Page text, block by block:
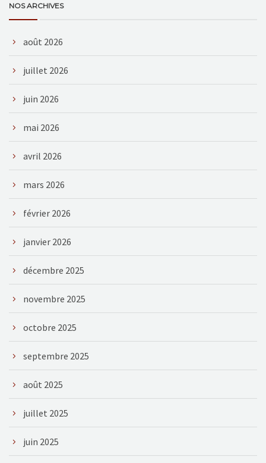
NOS ARCHIVES
août 2026
juillet 2026
juin 2026
mai 2026
avril 2026
mars 2026
février 2026
janvier 2026
décembre 2025
novembre 2025
octobre 2025
septembre 2025
août 2025
juillet 2025
juin 2025